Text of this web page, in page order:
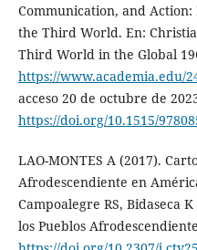
Communication, and
the Third World. En:
Third World in the Global
https://www.academia.edu/
acceso 20 de octubre de
https://doi.org/10.1515/
LAO-MONTES A (2017).
Afrodescendiente en
Campoalegre RS, Bidaseca
los Pueblos